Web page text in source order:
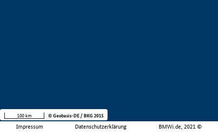
Impressum Datenschutzerklärung BMWi.de, 2021 ©
100 km © Geobasis-DE / BKG 2015